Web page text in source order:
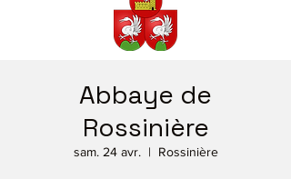
Abbaye de
Rossinière
sam. 24 avr.
  |
Rossinière